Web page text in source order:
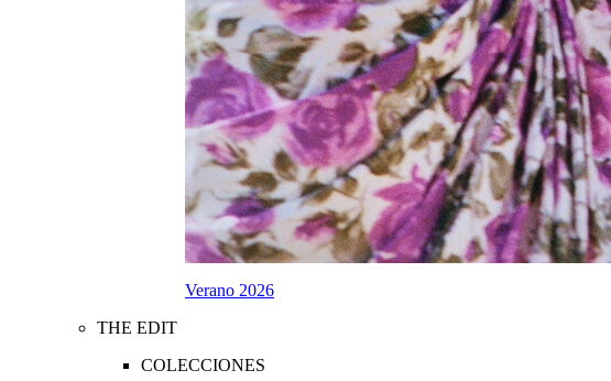
Verano 2026
THE EDIT
COLECCIONES